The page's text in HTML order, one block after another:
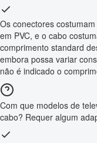
Os conectores
em PVC, e o cabo
comprimento standard
embora possa variar
não é indicado o
Com que modelos de
cabo? Requer algum